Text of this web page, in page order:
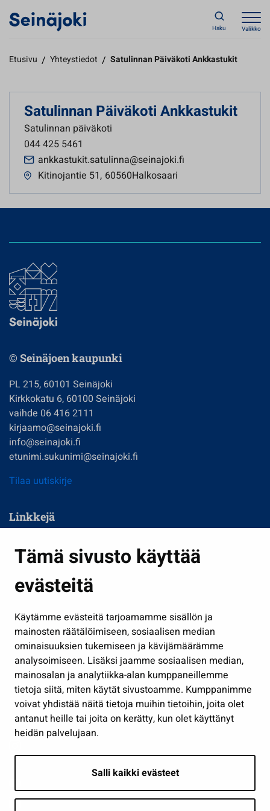
Tämä sivusto käyttää
evästeitä
Käytämme evästeitä tarjoamamme sisällön ja
mainosten räätälöimiseen, sosiaalisen median
ominaisuuksien tukemiseen ja kävijämäärämme
analysoimiseen. Lisäksi jaamme sosiaalisen median,
mainosalan ja analytiikka-alan kumppaneillemme
tietoja siitä, miten käytät sivustoamme. Kumppanimme
voivat yhdistää näitä tietoja muihin tietoihin, joita olet
antanut heille tai joita on kerätty, kun olet käyttänyt
heidän palvelujaan.
Salli kaikki evästeet
Haku Valikko
Etusivu / Yhteystiedot / Satulinnan Päiväkoti Ankkastukit
Satulinnan Päiväkoti Ankkastukit
Satulinnan päiväkoti
044 425 5461
ankkastukit.satulinna@seinajoki.fi
Kitinojantie 51, 60560Halkosaari
© Seinäjoen kaupunki
PL 215, 60101 Seinäjoki
Kirkkokatu 6, 60100 Seinäjoki
vaihde 06 416 2111
kirjaamo@seinajoki.fi
info@seinajoki.fi
etunimi.sukunimi@seinajoki.fi
Tilaa uutiskirje
Linkkejä
Kasvatus ja opetus
Kulttuuri ja liikunta
Työ ja yrittäminen
Osallistu ja asioi
Näytä omat evästeasetukseni
Seuraa meitä